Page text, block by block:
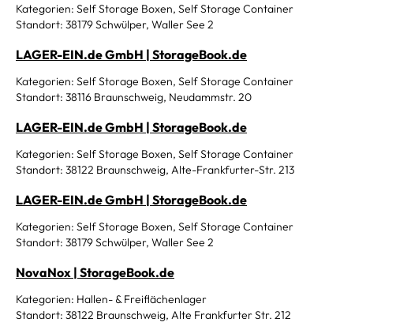
Kategorien: Self Storage Boxen, Self Storage Container
Standort: 38179 Schwülper, Waller See 2
LAGER-EIN.de GmbH | StorageBook.de
Kategorien: Self Storage Boxen, Self Storage Container
Standort: 38116 Braunschweig, Neudammstr. 20
LAGER-EIN.de GmbH | StorageBook.de
Kategorien: Self Storage Boxen, Self Storage Container
Standort: 38122 Braunschweig, Alte-Frankfurter-Str. 213
LAGER-EIN.de GmbH | StorageBook.de
Kategorien: Self Storage Boxen, Self Storage Container
Standort: 38179 Schwülper, Waller See 2
NovaNox | StorageBook.de
Kategorien: Hallen- & Freiflächenlager
Standort: 38122 Braunschweig, Alte Frankfurter Str. 212